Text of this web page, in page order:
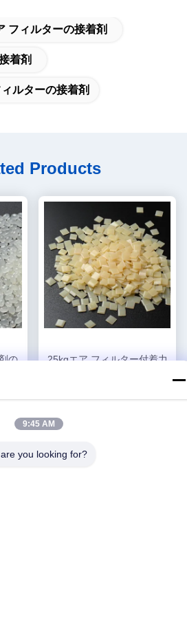
フィルターの接着剤
着剤
ルターの接着剤
Products
の
付
25kgエア フィルター付着力
9:45 AM
you looking for?